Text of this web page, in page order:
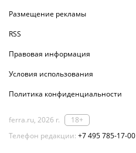
Размещение рекламы
RSS
Правовая информация
Условия использования
Политика конфиденциальности
ferra.ru, 2026 г.
18+
Телефон редакции: +7 495 785-17-00